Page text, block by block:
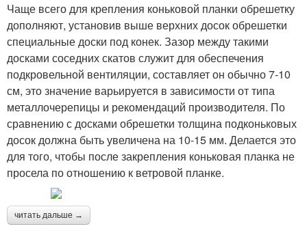
Чаще всего для крепления коньковой планки обрешетку
дополняют, установив выше верхних досок обрешетки
специальные доски под конек. Зазор между такими
досками соседних скатов служит для обеспечения
подкровельной вентиляции, составляет он обычно 7-10
см, это значение варьируется в зависимости от типа
металлочерепицы и рекомендаций производителя. По
сравнению с досками обрешетки толщина подконьковых
досок должна быть увеличена на 10-15 мм. Делается это
для того, чтобы после закрепления коньковая планка не
просела по отношению к ветровой планке.
читать дальше →